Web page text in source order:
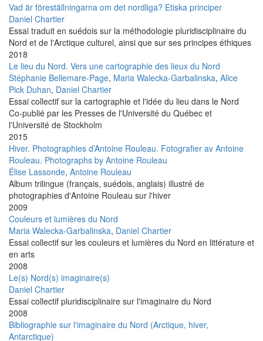
Vad är föreställningarna om det nordliga? Etiska principer
Daniel Chartier
Essai traduit en suédois sur la méthodologie pluridisciplinaire du
Nord et de l'Arctique culturel, ainsi que sur ses principes éthiques
2018
Le lieu du Nord. Vers une cartographie des lieux du Nord
Stéphanie Bellemare-Page, Maria Walecka-Garbalinska, Alice
Pick Duhan, Daniel Chartier
Essai collectif sur la cartographie et l'idée du lieu dans le Nord
Co-publié par les Presses de l'Université du Québec et
l'Université de Stockholm
2015
Hiver. Photographies d’Antoine Rouleau. Fotografier av Antoine
Rouleau. Photographs by Antoine Rouleau
Élise Lassonde, Antoine Rouleau
Album trilingue (français, suédois, anglais) illustré de
photographies d'Antoine Rouleau sur l'hiver
2009
Couleurs et lumières du Nord
Maria Walecka-Garbalinska, Daniel Chartier
Essai collectif sur les couleurs et lumières du Nord en littérature et
en arts
2008
Le(s) Nord(s) imaginaire(s)
Daniel Chartier
Essai collectif pluridisciplinaire sur l'imaginaire du Nord
2008
Bibliographie sur l'imaginaire du Nord (Arctique, hiver,
Antarctique)